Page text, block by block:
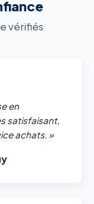
vérifiés
en
satisfaisant,
achats. »